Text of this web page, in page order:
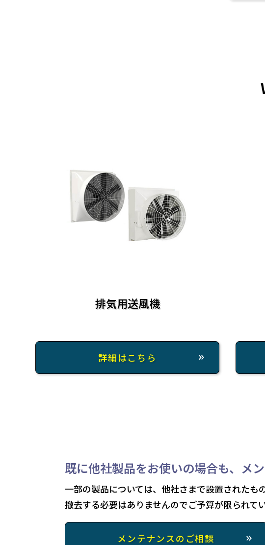
排気用送風機
詳細はこちら
既に他社製品をお使いの場合も、メ
一部の製品については、他社さまで設置されたも
撤去する必要はありませんのでご予算が限られて
メンテナンスのご相談